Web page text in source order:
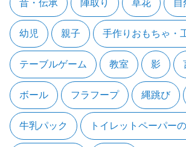
昔・伝承 陣取り 草花 自
幼児 親子 手作りおもちゃ・
テーブルゲーム 教室 影
ボール フラフープ 縄跳び
牛乳パック トイレットペーパー